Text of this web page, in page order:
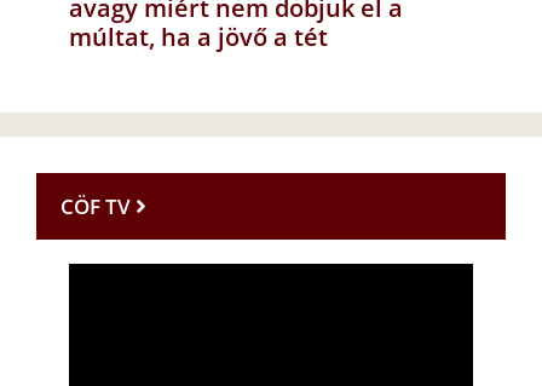
avagy miért nem dobjuk el a
múltat, ha a jövő a tét
CÖF TV